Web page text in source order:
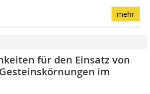
mehr
für den Einsatz von
im